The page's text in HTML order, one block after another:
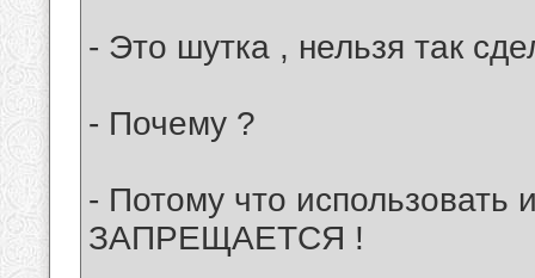
- Это шутка , нельзя так
- Почему ?
- Потому что использовать
ЗАПРЕЩАЕТСЯ !